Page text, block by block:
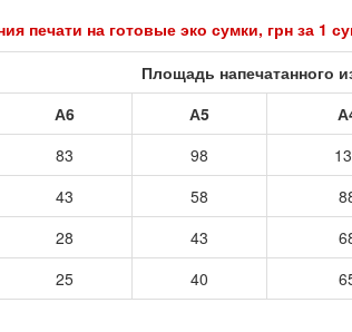
печати на готовые эко сумки, грн за 1
Площадь напечатанного
А6
А5
83 98
43 58
28 43
25 40